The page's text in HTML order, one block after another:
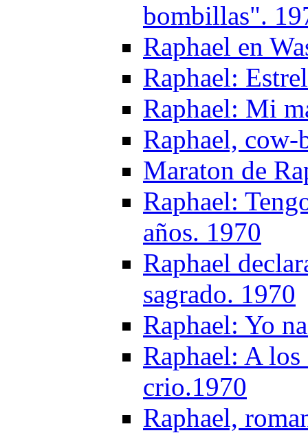
bombillas".
Raphael en
Raphael:
Raphael: Mi
Raphael,
Maraton de
Raphael:
años. 1970
Raphael
sagrado. 1970
Raphael: Yo
Raphael: A
crio.1970
Raphael,